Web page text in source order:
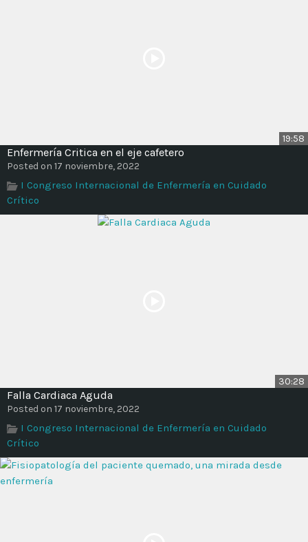
19:58
Enfermería Critica en el eje cafetero
Posted on 17 noviembre, 2022
I Congreso Internacional de Enfermería en Cuidado
Crítico
30:28
Falla Cardiaca Aguda
Posted on 17 noviembre, 2022
I Congreso Internacional de Enfermería en Cuidado
Crítico